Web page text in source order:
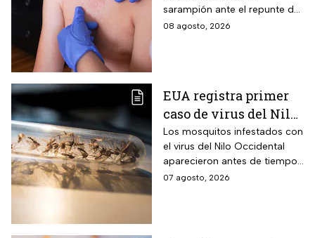
sarampión ante el repunte de
casos en América
08 agosto, 2026
EUA registra primer
caso de virus del Nilo
Occidental de 2026
Los mosquitos infestados con
el virus del Nilo Occidental
aparecieron antes de tiempo
en EUA; ya se registró el
07 agosto, 2026